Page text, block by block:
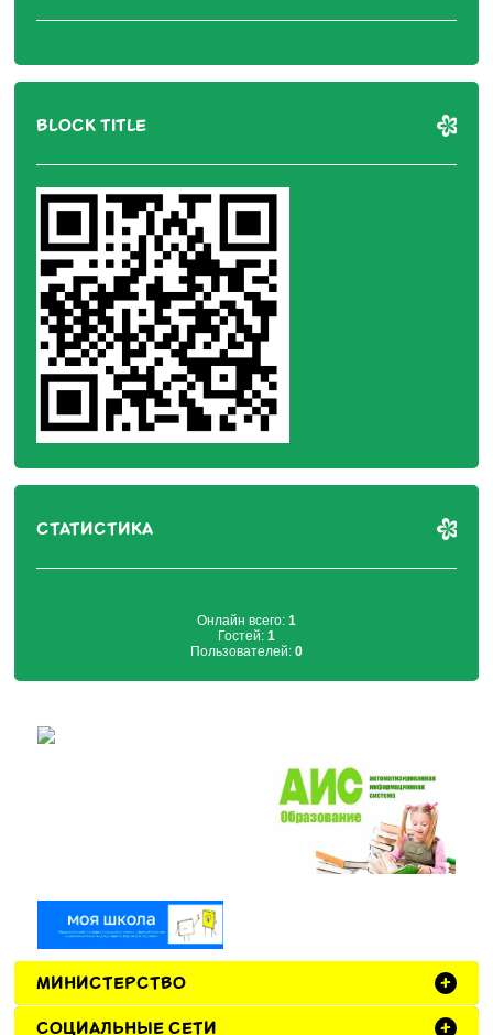
BLOCK TITLE
СТАТИСТИКА
Онлайн всего: 1
Гостей: 1
Пользователей: 0
МИНИСТЕРСТВО +
СОЦИАЛЬНЫЕ СЕТИ +